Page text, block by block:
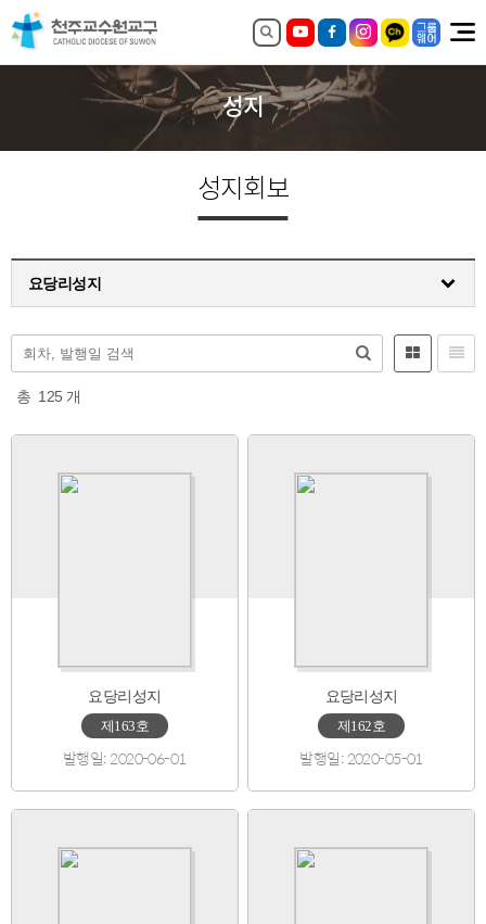
성지
성지회보
요당리성지
총 125 개
요당리성지
제163호
발행일: 2020-06-01
요당리성지
제162호
발행일: 2020-05-01